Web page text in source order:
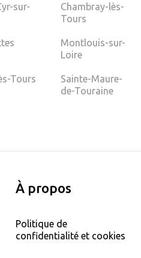
sur-
Chambray-lès-
Tours
Montlouis-sur-
Loire
Tours
Sainte-Maure-
de-Touraine
À propos
Politique de
confidentialité et cookies